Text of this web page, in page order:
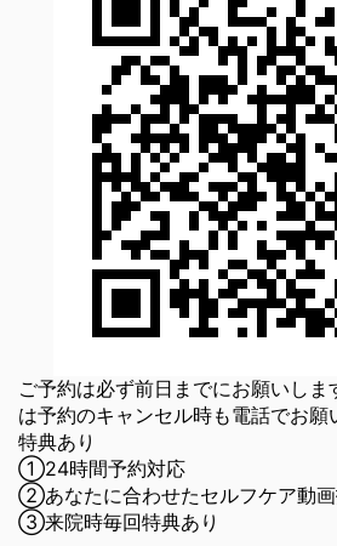
ご予約は必ず前日までにお願いしま
は予約のキャンセル時も電話でお願
特典あり
①24時間予約対応
②あなたに合わせたセルフケア動
③来院時毎回特典あり